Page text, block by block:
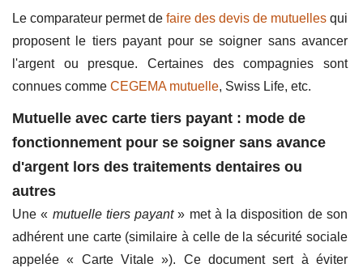
Le comparateur permet de faire des devis de mutuelles qui
proposent le tiers payant pour se soigner sans avancer
l'argent ou presque. Certaines des compagnies sont
connues comme CEGEMA mutuelle, Swiss Life, etc.
Mutuelle avec carte tiers payant : mode de
fonctionnement pour se soigner sans avance
d'argent lors des traitements dentaires ou
autres
Une « mutuelle tiers payant» met à la disposition de son
adhérent une carte (similaire à celle de la sécurité sociale
appelée « Carte Vitale »). Ce document sert à éviter